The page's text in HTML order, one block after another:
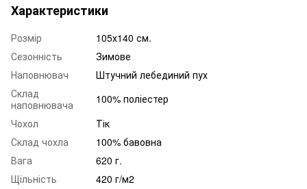
Характеристики
Розмір
105х140 см.
Сезонність
Зимове
Наповнювач
Штучний лебединий пух
Склад
наповнювача
100% поліестер
Чохол
Тік
Склад чохла
100% бавовна
Вага
620 г.
Щільність
420 г/м2